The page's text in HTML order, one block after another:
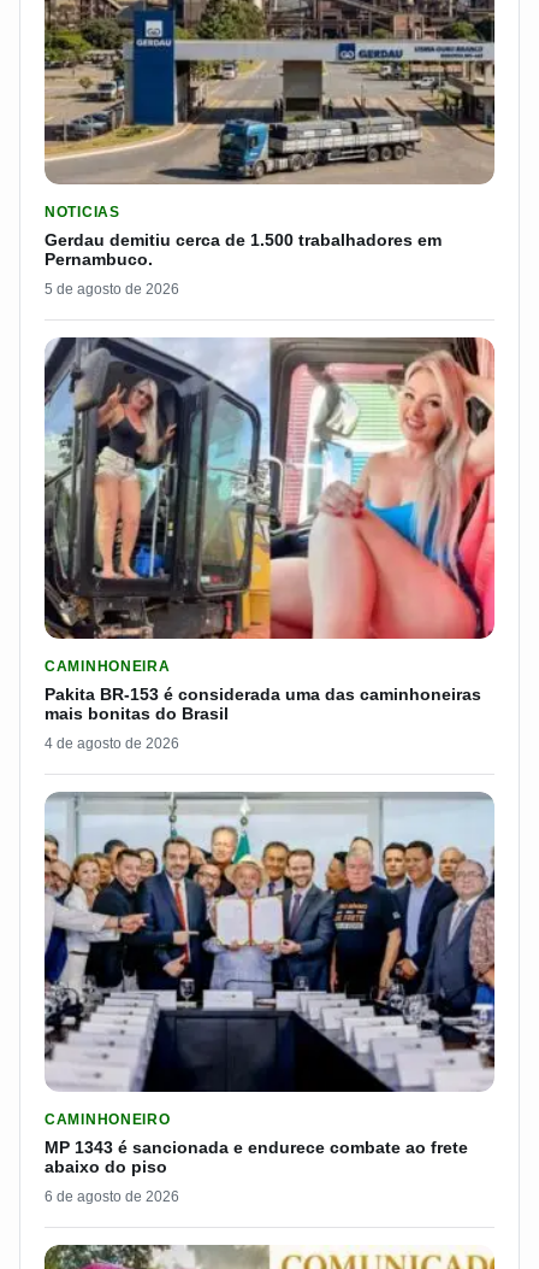
NOTICIAS
Gerdau demitiu cerca de 1.500 trabalhadores em
Pernambuco.
5 de agosto de 2026
CAMINHONEIRA
Pakita BR-153 é considerada uma das caminhoneiras
mais bonitas do Brasil
4 de agosto de 2026
CAMINHONEIRO
MP 1343 é sancionada e endurece combate ao frete
abaixo do piso
6 de agosto de 2026